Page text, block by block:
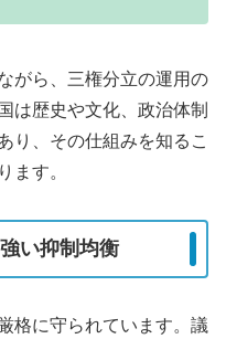
がら、三権分立の運用の
は歴史や文化、政治体制
り、その仕組みを知るこ
ます。
い抑制均衡
格に守られています。議